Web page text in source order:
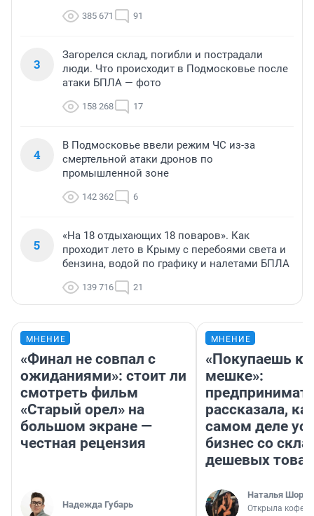
385 671 91
3
Загорелся склад, погибли и пострадали
люди. Что происходит в Подмосковье после
атаки БПЛА — фото
158 268 17
4
В Подмосковье ввели режим ЧС из-за
смертельной атаки дронов по
промышленной зоне
142 362 6
5
«На 18 отдыхающих 18 поваров». Как
проходит лето в Крыму с перебоями света и
бензина, водой по графику и налетами БПЛА
139 716 21
МНЕНИЕ
«Финал не совпал с
ожиданиями»: стоит ли
смотреть фильм
«Старый орел» на
большом экране —
честная рецензия
Надежда Губарь
МНЕНИЕ
«Покупаешь
мешке»:
рассказала,
самом деле
бизнес со
дешевых
Наталья
Открыла